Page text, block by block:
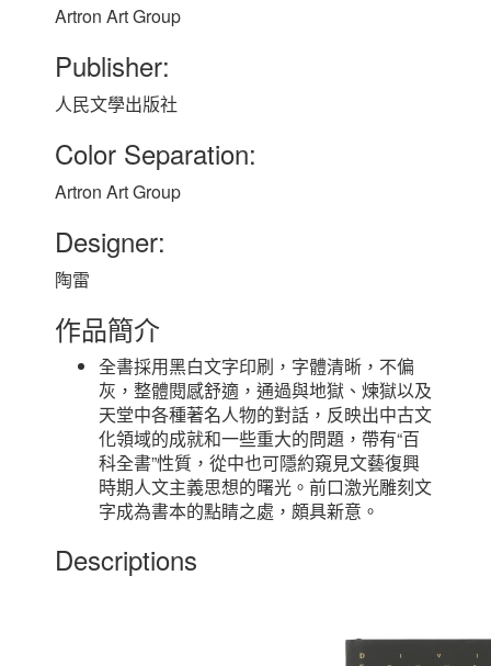
Artron Art Group
Publisher:
人民文學出版社
Color Separation:
Artron Art Group
Designer:
陶雷
作品簡介
全書採用黑白文字印刷，字體清晰，不偏
灰，整體閱感舒適，通過與地獄、煉獄以及
天堂中各種著名人物的對話，反映出中古文
化領域的成就和一些重大的問題，帶有“百
科全書”性質，從中也可隱約窺見文藝復興
時期人文主義思想的曙光。前口激光雕刻文
字成為書本的點睛之處，頗具新意。
Descriptions